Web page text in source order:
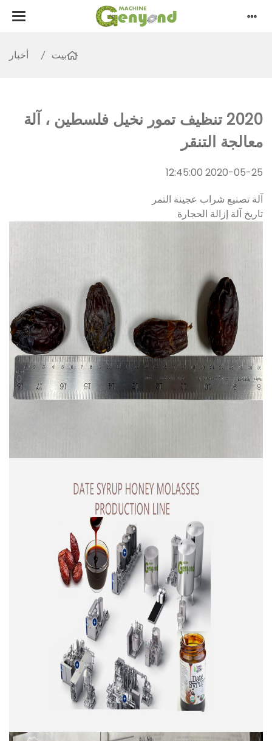
بيت أخبار
2020 تنظيف تمور نخيل فلسطين ، آلة
معالجة التنقر
2020-05-25 12:45:00
آلة تصنيع شراب عجينة التمر
تاريخ آلة إزالة الحجارة